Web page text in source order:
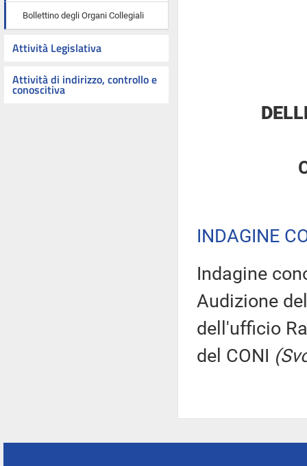
Bollettino degli Organi Collegiali
Attività Legislativa
Attività di indirizzo, controllo e
conoscitiva
INDAGINE
Indagine
Audizione
dell'ufficio
del CONI